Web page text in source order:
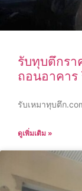
รับทุบตึกรา
ถอนอาคาร
รับเหมาทุบตึก
ดูเพิ่มเติม »